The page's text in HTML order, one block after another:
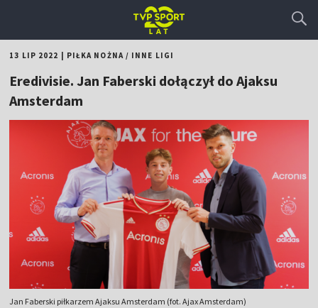
13 LIP 2022 PIŁKA NOŻNA/ INNE LIGI
Eredivisie. Jan Faberski dołączył do Ajaksu
Amsterdam
Jan Faberski piłkarzem Ajaksu Amsterdam (fot. Ajax Amsterdam)